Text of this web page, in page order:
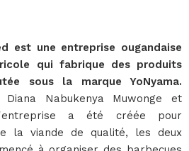
est une entreprise ougandaise
qui fabrique des produits
sous la marque YoNyama.
Nabukenya Muwonge et
a été créée pour
la viande de qualité, les deux